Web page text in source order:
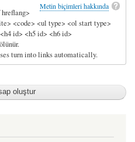
Metin biçimleri hakkında
<code> <ul type> <ol start type>
id> <h5 id> <h6 id>
turn into links automatically.